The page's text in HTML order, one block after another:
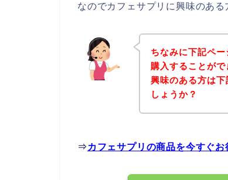
なのでカフェサプリに興味のあ
ちなみに下記ペ
購入することが
興味のある方は
しょうか？
⇒ カフェサプリの商品を今すぐ